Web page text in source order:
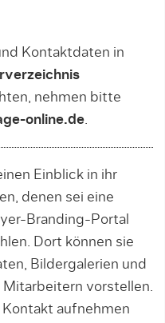
Kontaktdaten in
nehmen bitte
online.de.
Einblick in ihr
denen sei eine
Branding-Portal
Dort können sie
Bildergalerien und
vorstellen.
aufnehmen